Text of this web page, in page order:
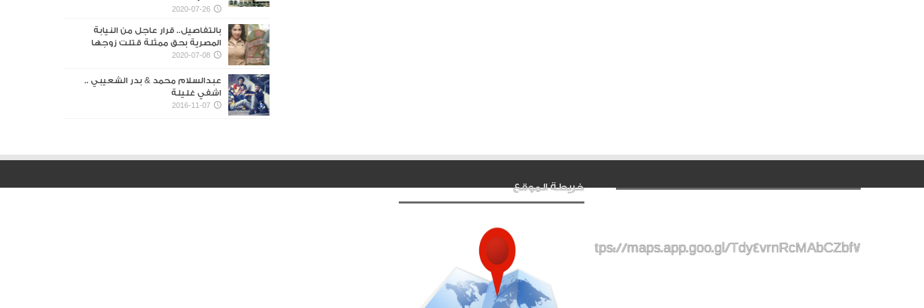
2020-07-26
بالتفاصيل.. قرار عاجل من النيابة
المصرية بحق ممثلة قتلت زوجها
2020-07-08
عبدالسلام محمد & بدر الشعيبي ..
اشفي غليلة
2016-11-07
tps://maps.app.goo.gl/Tdy4vrnRcMAbCZbf7
خريطة الموقع